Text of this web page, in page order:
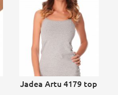
Jadea Artu 4179 top